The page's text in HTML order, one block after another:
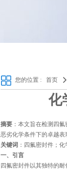
您的位置 : 首页
化
摘要 ：本文旨在检测四
恶劣化学条件下的卓越表
关键词 ：四氟密封件；
一、引言
四氟密封件以其独特的